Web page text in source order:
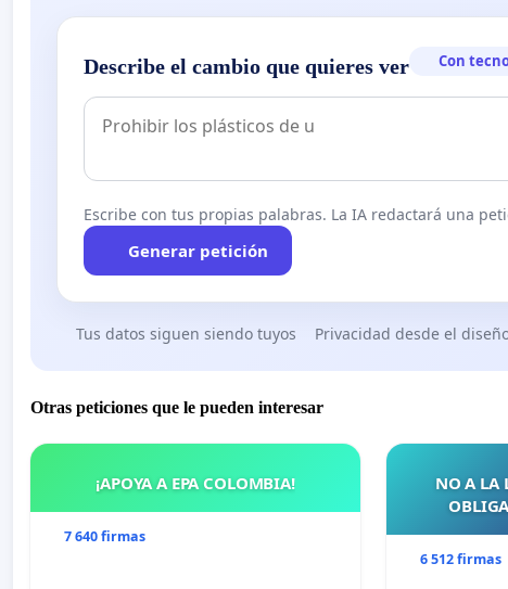
Describe el cambio que quieres ver Con
Escribe con tus propias palabras. La IA redactará una
Generar petición
Tus datos siguen siendo tuyos Privacidad desde el
Otras peticiones que le pueden interesar
¡APOYA A EPA COLOMBIA!
7 640 firmas
NO A LA
6 512 firmas